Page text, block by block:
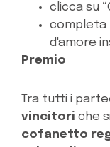
clicca su
completa
d'amore
Premio
Tra tutti i
vincitori che
cofanetto